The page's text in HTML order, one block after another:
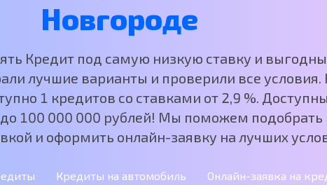
Новгороде
Кредит под самую низкую ставку и
лучшие варианты и проверили все условия.
1 кредитов со ставками от 2,9 %.
до 100 000 000 рублей! Мы поможем подобрать
и оформить онлайн-заявку на лучших
Кредиты на автомобиль
Онлайн-заявка на